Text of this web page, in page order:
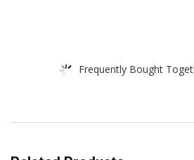
Frequently Bought